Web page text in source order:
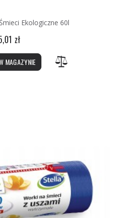
Ekologiczne 60l
zł
MAGAZYNIE